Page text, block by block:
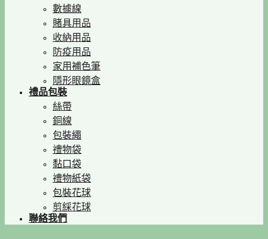
數據線
賭具用品
收納用品
防疫用品
家用補色筆
隱形眼鏡盒
禮品包裝
絲帶
銅線
包裝繩
禮物袋
黏口袋
禮物紙袋
包裝花球
剪綵花球
聯絡我們